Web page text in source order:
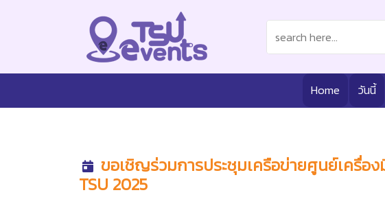
Home วันนี้
ขอเชิญร่วมการประชุมเครือข่ายศูนย์เครื่อ
TSU 2025